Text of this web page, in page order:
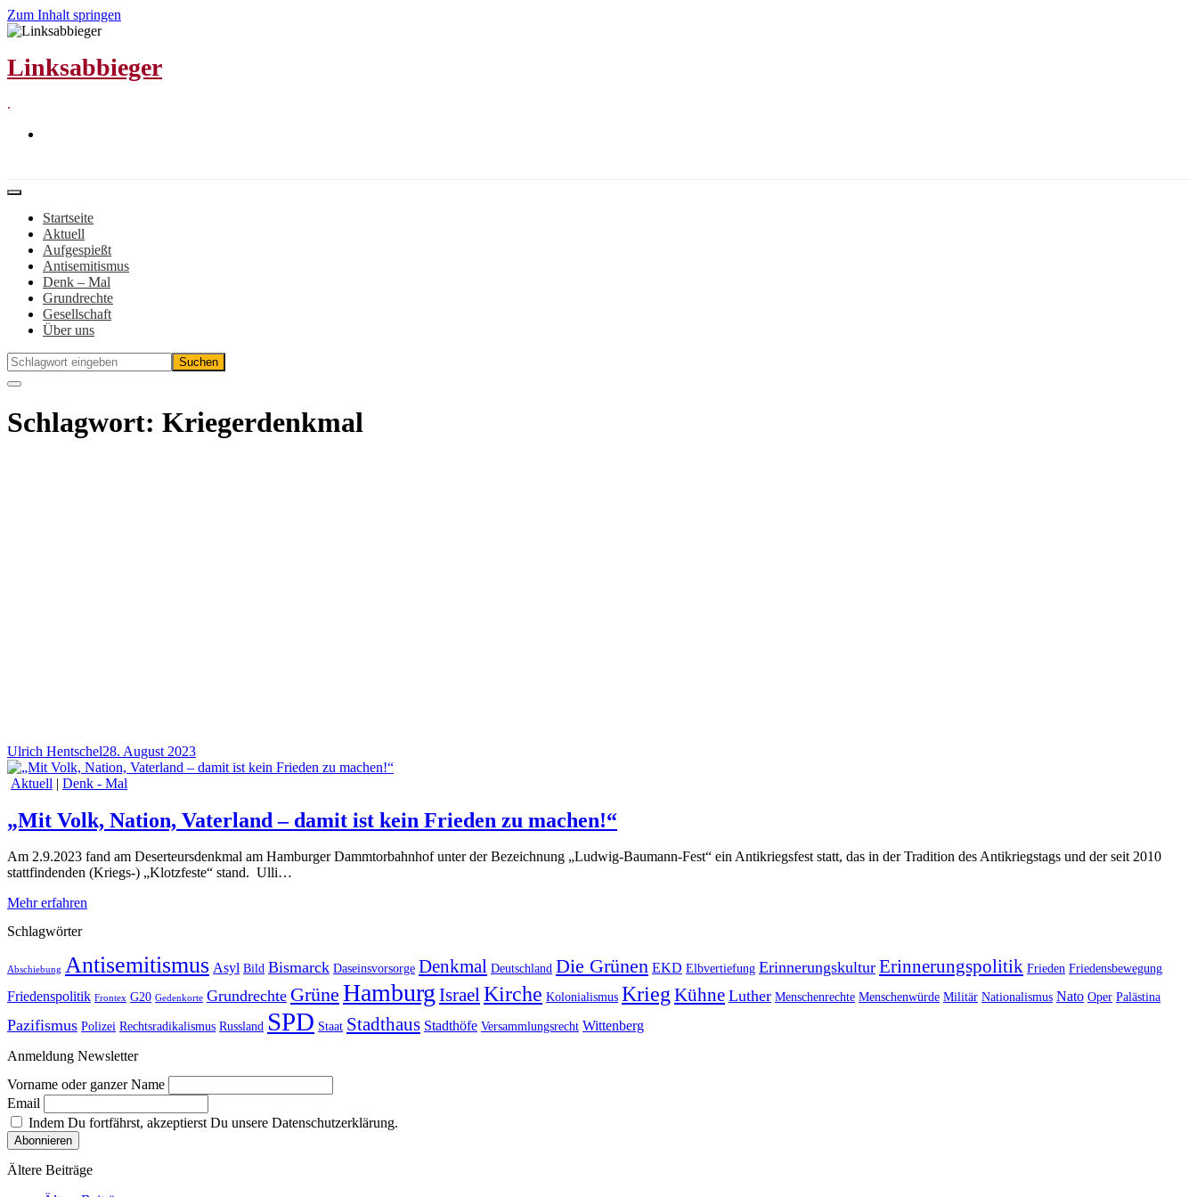
Zum Inhalt springen
Linksabbieger
.
Startseite
Aktuell
Aufgespießt
Antisemitismus
Denk – Mal
Grundrechte
Gesellschaft
Über uns
Schlagwort: Kriegerdenkmal
Ulrich Hentschel28. August 2023
Aktuell | Denk - Mal
„Mit Volk, Nation, Vaterland – damit ist kein Frieden zu machen!“
Am 2.9.2023 fand am Deserteursdenkmal am Hamburger Dammtorbahnhof unter der Bezeichnung „Ludwig-Baumann-Fest“ ein Antikriegsfest statt, das in der Tradition des Antikriegstags und der seit 2010
stattfindenden (Kriegs-) „Klotzfeste“ stand. Ulli…
Mehr erfahren
Schlagwörter
Abschiebung Antisemitismus Asyl Bild Bismarck Daseinsvorsorge Denkmal Deutschland Die Grünen EKD Elbvertiefung Erinnerungskultur Erinnerungspolitik Frieden Friedensbewegung
Friedenspolitik Frontex G20 Gedenkorte Grundrechte Grüne Hamburg IsraelKirche Kolonialismus Krieg Kühne Luther Menschenrechte Menschenwürde Militär Nationalismus Nato Oper Palästina
Pazifismus Polizei Rechtsradikalismus Russland SPD Staat Stadthaus Stadthöfe Versammlungsrecht Wittenberg
Anmeldung Newsletter
Vorname oder ganzer Name
Email
Indem Du fortfährst, akzeptierst Du unsere Datenschutzerklärung.
Ältere Beiträge